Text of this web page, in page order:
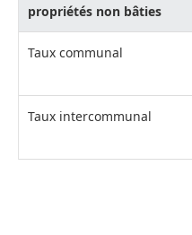
propriétés non bâties
Taux communal
Taux intercommunal